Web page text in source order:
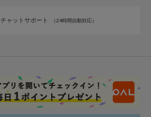
チャットサポート （24時間自動対応）